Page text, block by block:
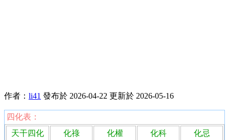
作者： li41 發布於 2026-04-22 更新於 2026-05-16
四化表：
天干四化
化祿 化權 化科
化忌